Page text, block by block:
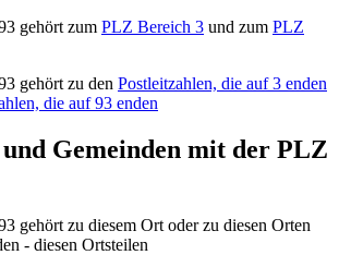
gehört zum PLZ Bereich 3 und zum PLZ
gehört zu den Postleitzahlen, die auf 3 enden
die auf 93 enden
Gemeinden mit der PLZ
gehört zu diesem Ort oder zu diesen Orten
- diesen Ortsteilen